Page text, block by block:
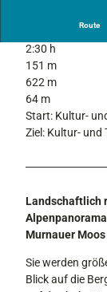
Route
2:30 h
151 m
622 m
64 m
Start: Kultur-
Ziel: Kultur-
Landschaftlich
Murnauer Moos
Sie werden
Blick auf die